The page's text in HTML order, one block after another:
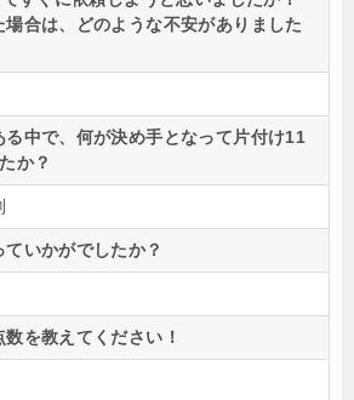
場合は、どのような不安がありました
る中で、何が決め手となって片付け11
か？
いかがでしたか？
を教えてください！